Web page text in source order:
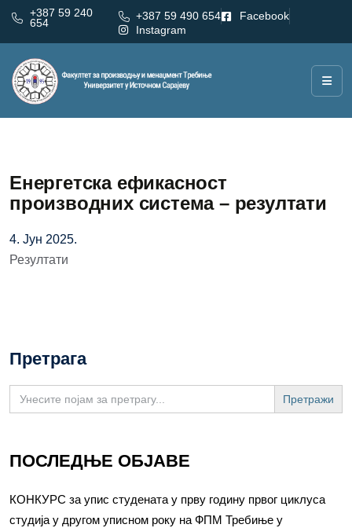
+387 59 240
654
+387 59 490 654
Facebook
Instagram
Енергетска ефикасност
производних система – резултати
4. Јун 2025.
Резултати
Претрага
Search
for:
ПОСЛЕДЊЕ ОБЈАВЕ
КОНКУРС за упис студената у прву годину првог циклуса
студија у другом уписном року на ФПМ Требиње у